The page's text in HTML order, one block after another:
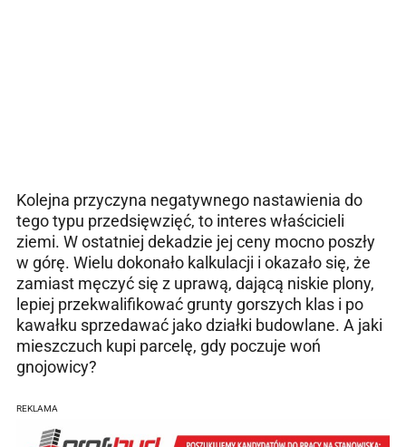
Kolejna przyczyna negatywnego nastawienia do
tego typu przedsięwzięć, to interes właścicieli
ziemi. W ostatniej dekadzie jej ceny mocno poszły
w górę. Wielu dokonało kalkulacji i okazało się, że
zamiast męczyć się z uprawą, dającą niskie plony,
lepiej przekwalifikować grunty gorszych klas i po
kawałku sprzedawać jako działki budowlane. A jaki
mieszczuch kupi parcelę, gdy poczuje woń
gnojowicy?
REKLAMA